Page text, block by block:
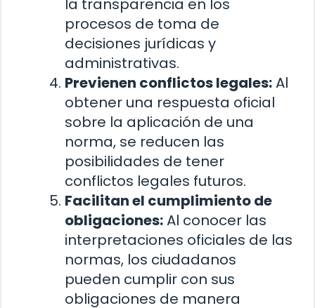
la transparencia en los
procesos de toma de
decisiones jurídicas y
administrativas.
Previenen conflictos legales:Al
obtener una respuesta oficial
sobre la aplicación de una
norma, se reducen las
posibilidades de tener
conflictos legales futuros.
Facilitan el cumplimiento de
obligaciones:Al conocer las
interpretaciones oficiales de las
normas, los ciudadanos
pueden cumplir con sus
obligaciones de manera